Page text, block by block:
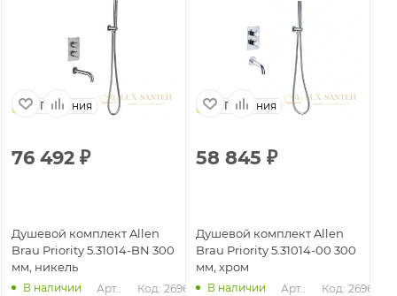
Германия
76 492 ₽
Душевой комплект Allen
Brau Priority 5.31014-BN 300
мм, никель
В наличии
Арт.:
Код: 26964
Германия
58 845 ₽
Душевой комплект Allen
Brau Priority 5.31014-00 300
мм, хром
В наличии
Арт.:
Код: 26962